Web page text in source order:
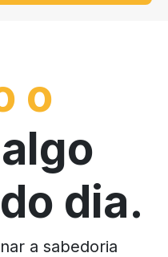
o
algo
dia.
a sabedoria